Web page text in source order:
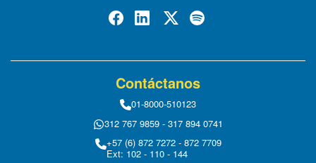
Contáctanos
01-8000-510123
312 767 9859 - 317 894 0741
+57 (6) 872 7272 - 872 7709
Ext: 102 - 110 - 144